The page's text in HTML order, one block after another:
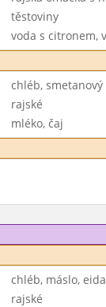
těstoviny
voda s citronem,
chléb, smetanový
rajské
mléko, čaj
chléb, máslo,
rajské